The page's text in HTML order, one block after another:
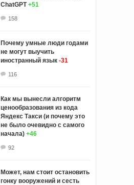
ChatGPT +51
158
Почему умные люди годами
не могут выучить
иностранный язык -31
116
Как мы вынесли алгоритм
ценообразования из кода
Яндекс Такси (и почему это
не было очевидно с самого
начала) +46
92
Может, нам стоит остановить
гонку вооружений и сесть